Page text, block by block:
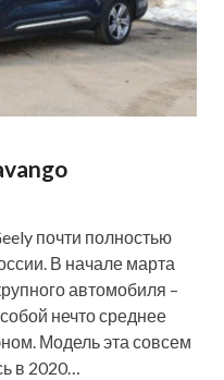
почти полностью
В начале марта
автомобиля –
нечто среднее
Модель эта совсем
в 2020…